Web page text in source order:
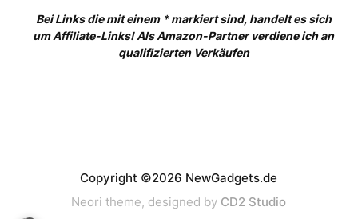
Bei Links die mit einem * markiert sind, handelt es sich
um Affiliate-Links! Als Amazon-Partner verdiene ich an
qualifizierten Verkäufen
Copyright ©2026 NewGadgets.de
Neori theme, designed by CD2 Studio